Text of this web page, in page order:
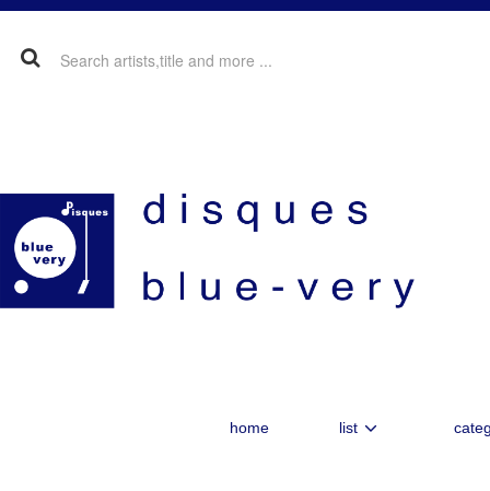
home list